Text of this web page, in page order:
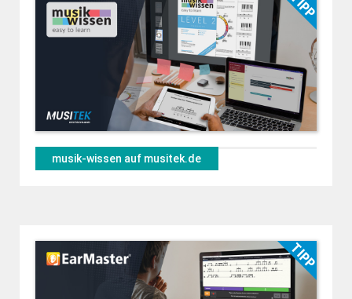
musik-wissen auf musitek.de